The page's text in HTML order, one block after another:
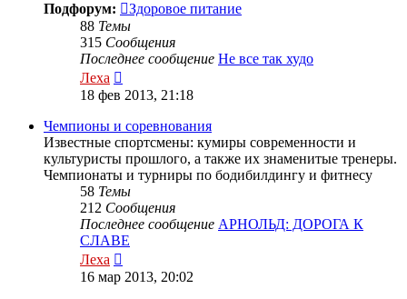
Подфорум:
Здоровое питание
88 Темы
315 Сообщения
Последнее сообщение Не все так худо
Леха
к
сообщению
18 фев 2013, 21:18
Чемпионы и соревнования
Известные спортсмены: кумиры современности и
культуристы прошлого, а также их знаменитые тренеры.
Чемпионаты и турниры по бодибилдингу и фитнесу
58 Темы
212 Сообщения
Последнее сообщение АРНОЛЬД: ДОРОГА К
СЛАВЕ
Леха
к
16 мар 2013, 20:02